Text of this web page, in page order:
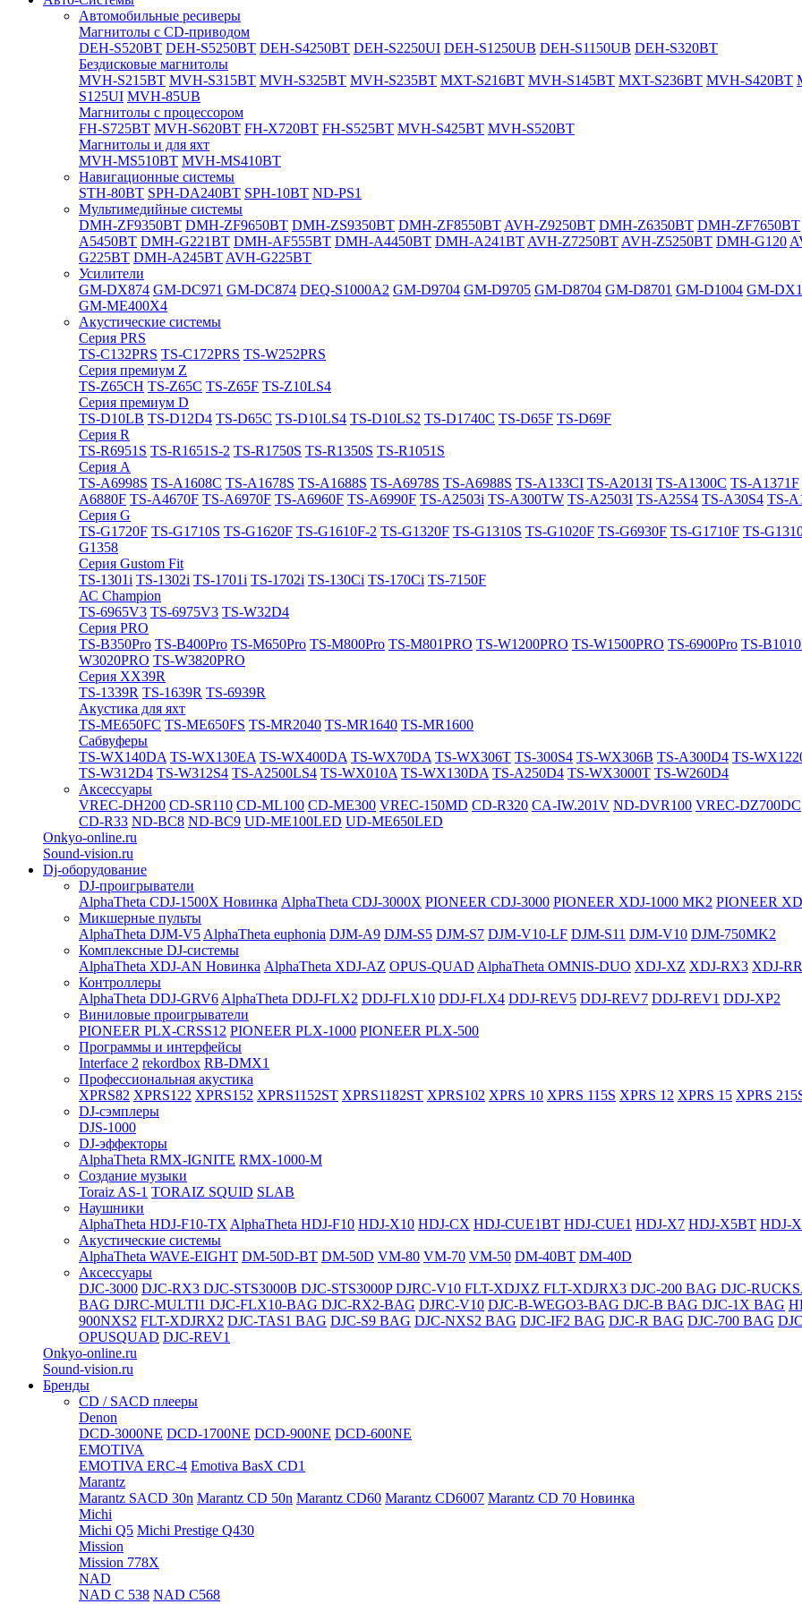
Автомобильные ресиверы
Магнитолы с CD-приводом
DEH-S520BT DEH-S5250BT DEH-S4250BT DEH-S2250UI DEH-S1250UB DEH-S1150UB DEH-S320BT
Бездисковые магнитолы
MVH-S215BT MVH-S315BT MVH-S325BT MVH-S235BT MXT-S216BT MVH-S145BT MXT-S236BT MVH-S420BT
S125UI MVH-85UB
Магнитолы с процессором
FH-S725BT MVH-S620BT FH-X720BT FH-S525BT MVH-S425BT MVH-S520BT
Магнитолы и для яхт
MVH-MS510BT MVH-MS410BT
Навигационные системы
STH-80BT SPH-DA240BT SPH-10BT ND-PS1
Мультимедийные системы
DMH-ZF9350BT DMH-ZF9650BT DMH-ZS9350BT DMH-ZF8550BT AVH-Z9250BT DMH-Z6350BT DMH-ZF7650BT
A5450BT DMH-G221BT DMH-AF555BT DMH-A4450BT DMH-A241BT AVH-Z7250BT AVH-Z5250BT DMH-G120
G225BT DMH-A245BT AVH-G225BT
Усилители
GM-DX874 GM-DC971 GM-DC874 DEQ-S1000A2 GM-D9704 GM-D9705 GM-D8704 GM-D8701 GM-D1004 GM-
GM-ME400X4
Акустические системы
Cерия PRS
TS-C132PRS TS-C172PRS TS-W252PRS
Cерия премиум Z
TS-Z65CH TS-Z65C TS-Z65F TS-Z10LS4
Cерия премиум D
TS-D10LB TS-D12D4 TS-D65C TS-D10LS4 TS-D10LS2 TS-D1740C TS-D65F TS-D69F
Cерия R
TS-R6951S TS-R1651S-2 TS-R1750S TS-R1350S TS-R1051S
Cерия A
TS-A6998S TS-A1608C TS-A1678S TS-A1688S TS-A6978S TS-A6988S TS-A133CI TS-A2013I TS-A1300C TS-A1371F
A6880F TS-A4670F TS-A6970F TS-A6960F TS-A6990F TS-A2503i TS-A300TW TS-A2503I TS-A25S4 TS-A30S4 TS-
Cерия G
TS-G1720F TS-G1710S TS-G1620F TS-G1610F-2 TS-G1320F TS-G1310S TS-G1020F TS-G6930F TS-G1710F TS-
G1358
Cерия Gustom Fit
TS-1301i TS-1302i TS-1701i TS-1702i TS-130Ci TS-170Ci TS-7150F
АС Champion
TS-6965V3 TS-6975V3 TS-W32D4
Cерия PRO
TS-B350Pro TS-B400Pro TS-M650Pro TS-M800Pro TS-M801PRO TS-W1200PRO TS-W1500PRO TS-6900Pro TS-
W3020PRO TS-W3820PRO
Cерия XX39R
TS-1339R TS-1639R TS-6939R
Акустика для яхт
TS-ME650FC TS-ME650FS TS-MR2040 TS-MR1640 TS-MR1600
Сабвуферы
TS-WX140DA TS-WX130EA TS-WX400DA TS-WX70DA TS-WX306T TS-300S4 TS-WX306B TS-A300D4 TS-
TS-W312D4 TS-W312S4 TS-A2500LS4 TS-WX010A TS-WX130DA TS-A250D4 TS-WX3000T TS-W260D4
Аксессуары
VREC-DH200 CD-SR110 CD-ML100 CD-ME300 VREC-150MD CD-R320 CA-IW.201V ND-DVR100 VREC-DZ700DC
CD-R33 ND-BC8 ND-BC9 UD-ME100LED UD-ME650LED
Onkyo-online.ru
Sound-vision.ru
Dj-оборудование
DJ-проигрыватели
AlphaTheta CDJ-1500X Новинка AlphaTheta CDJ-3000X PIONEER CDJ-3000 PIONEER XDJ-1000 MK2 PIONEER
Микшерные пульты
AlphaTheta DJM-V5 AlphaTheta euphonia DJM-A9 DJM-S5 DJM-S7 DJM-V10-LF DJM-S11 DJM-V10 DJM-750MK2
Комплексные DJ-системы
AlphaTheta XDJ-AN Новинка AlphaTheta XDJ-AZ OPUS-QUAD AlphaTheta OMNIS-DUO XDJ-XZ XDJ-RX3 XDJ-RR
Контроллеры
AlphaTheta DDJ-GRV6 AlphaTheta DDJ-FLX2 DDJ-FLX10 DDJ-FLX4 DDJ-REV5 DDJ-REV7 DDJ-REV1 DDJ-XP2
Виниловые проигрыватели
PIONEER PLX-CRSS12 PIONEER PLX-1000 PIONEER PLX-500
Программы и интерфейсы
Interface 2 rekordbox RB-DMX1
Профессиональная акустика
XPRS82 XPRS122 XPRS152 XPRS1152ST XPRS1182ST XPRS102 XPRS 10 XPRS 115S XPRS 12 XPRS 15 XPRS
DJ-сэмплеры
DJS-1000
DJ-эффекторы
AlphaTheta RMX-IGNITE RMX-1000-M
Создание музыки
Toraiz AS-1 TORAIZ SQUID SLAB
Наушники
AlphaTheta HDJ-F10-TX AlphaTheta HDJ-F10 HDJ-X10 HDJ-CX HDJ-CUE1BT HDJ-CUE1 HDJ-X7 HDJ-X5BT HDJ-
Акустические системы
AlphaTheta WAVE-EIGHT DM-50D-BT DM-50D VM-80 VM-70 VM-50 DM-40BT DM-40D
Аксессуары
DJC-3000 DJC-RX3 DJC-STS3000B DJC-STS3000PDJRC-V10 FLT-XDJXZ FLT-XDJRX3 DJC-200 BAG DJC-
BAG DJRC-MULTI1 DJC-FLX10-BAG DJC-RX2-BAG DJRC-V10 DJC-B-WEGO3-BAG DJC-B BAG DJC-1X BAG
900NXS2 FLT-XDJRX2 DJC-TAS1 BAG DJC-S9 BAG DJC-NXS2 BAG DJC-IF2 BAG DJC-R BAG DJC-700 BAG
OPUSQUAD DJC-REV1
Onkyo-online.ru
Sound-vision.ru
Бренды
CD / SACD плееры
Denon
DCD-3000NE DCD-1700NE DCD-900NE DCD-600NE
EMOTIVA
EMOTIVA ERC-4 Emotiva BasX CD1
Marantz
Marantz SACD 30n Marantz CD 50n Marantz CD60 Marantz CD6007 Marantz CD 70 Новинка
Michi
Michi Q5 Michi Prestige Q430
Mission
Mission 778X
NAD
NAD C 538 NAD C568